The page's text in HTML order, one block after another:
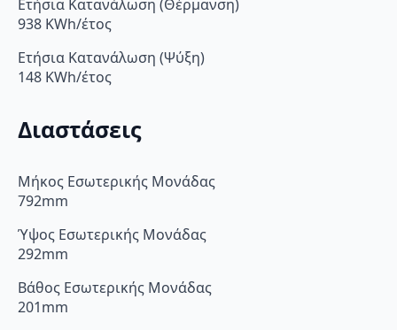
Ετήσια Κατανάλωση (Θέρμανση)
938 KWh/έτος
Ετήσια Κατανάλωση (Ψύξη)
148 KWh/έτος
Διαστάσεις
Μήκος Εσωτερικής Μονάδας
792mm
Ύψος Εσωτερικής Μονάδας
292mm
Βάθος Εσωτερικής Μονάδας
201mm